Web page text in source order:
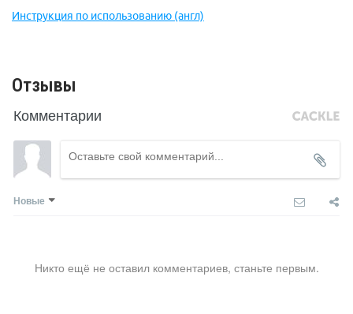
Инструкция по использованию (англ)
Отзывы
Комментарии
Новые
Никто ещё не оставил комментариев, станьте первым.